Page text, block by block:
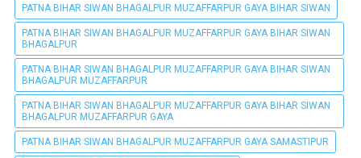
PATNA BIHAR SIWAN BHAGALPUR MUZAFFARPUR GAYA BIHAR SIWAN
PATNA BIHAR SIWAN BHAGALPUR MUZAFFARPUR GAYA BIHAR SIWAN
BHAGALPUR
PATNA BIHAR SIWAN BHAGALPUR MUZAFFARPUR GAYA BIHAR SIWAN
BHAGALPUR MUZAFFARPUR
PATNA BIHAR SIWAN BHAGALPUR MUZAFFARPUR GAYA BIHAR SIWAN
BHAGALPUR MUZAFFARPUR GAYA
PATNA BIHAR SIWAN BHAGALPUR MUZAFFARPUR GAYA SAMASTIPUR